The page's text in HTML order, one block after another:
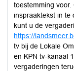
toestemming voor.
inspraaktekst in te
kunt u de
https://
tv bij de Lokale
en KPN tv-kanaal
vergaderingen